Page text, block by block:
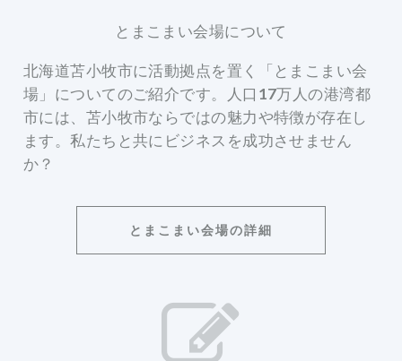
とまこまい会場について
北海道苫小牧市に活動拠点を置く「とまこまい会
場」についてのご紹介です。人口17万人の港湾都
市には、苫小牧市ならではの魅力や特徴が存在し
ます。私たちと共にビジネスを成功させません
か？
とまこまい会場の詳細